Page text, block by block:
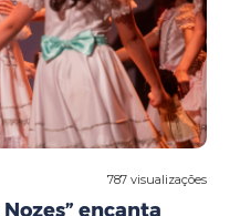
787 visualizações
encanta